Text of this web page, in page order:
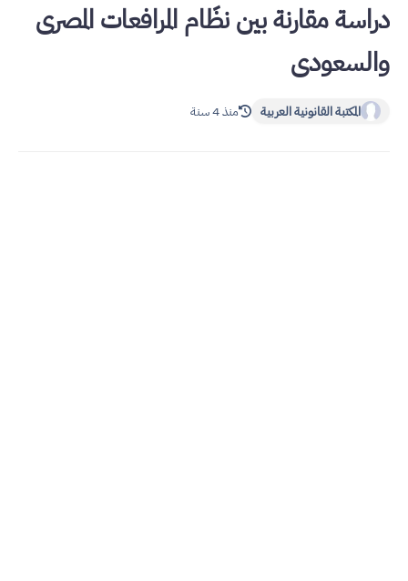
دراسة مقارنة بين نظَام المرافعات المصرى
والسعودى
المكتبة القانونية العربية منذ 4 سنة